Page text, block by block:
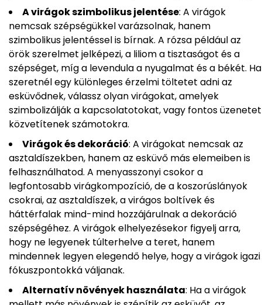
A virágok szimbolikus jelentése: A virágok
nemcsak szépségükkel varázsolnak, hanem
szimbolikus jelentéssel is bírnak. A rózsa például az
örök szerelmet jelképezi, a liliom a tisztaságot és a
szépséget, míg a levendula a nyugalmat és a békét. Ha
szeretnél egy különleges érzelmi töltetet adni az
esküvődnek, válassz olyan virágokat, amelyek
szimbolizálják a kapcsolatotokat, vagy fontos üzenetet
közvetítenek számotokra.
Virágok és dekoráció: A virágokat nemcsak az
asztaldíszekben, hanem az esküvő más elemeiben is
felhasználhatod. A menyasszonyi csokor a
legfontosabb virágkompozíció, de a koszorúslányok
csokrai, az asztaldíszek, a virágos boltívek és
háttérfalak mind-mind hozzájárulnak a dekoráció
szépségéhez. A virágok elhelyezésekor figyelj arra,
hogy ne legyenek túlterhelve a teret, hanem
mindennek legyen elegendő helye, hogy a virágok igazi
fókuszpontokká váljanak.
Alternatív növények használata: Ha a virágok